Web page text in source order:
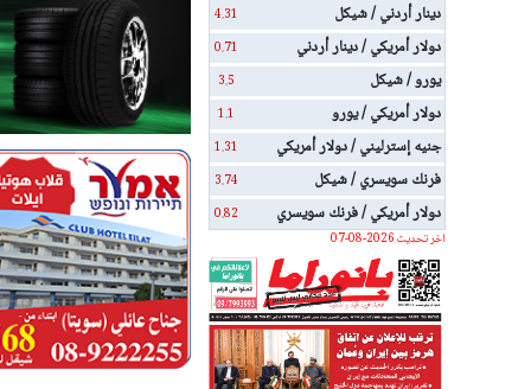
دينار أردني / شيكل 4.31
دولار أمريكي / دينار أردني 0.71
يورو / شيكل 3.5
دولار أمريكي / يورو 1.1
جنيه إسترليني / دولار أمريكي 1.31
فرنك سويسري / شيكل 3.74
دولار أمريكي / فرنك سويسري
0.82
اخر تحديث 2026-08-07